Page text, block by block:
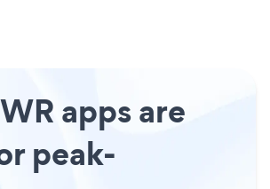
apps are
peak-